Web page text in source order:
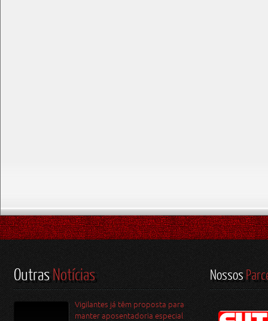
OutrasNotícias
Vigilantes já têm proposta para
manter aposentadoria especial
Nossos